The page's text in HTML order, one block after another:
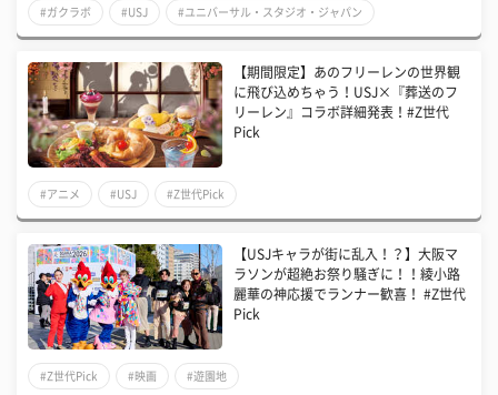
#ガクラボ #USJ #ユニバーサル・スタジオ・ジャパン
【期間限定】あのフリーレンの世界観
に飛び込めちゃう！USJ×『葬送のフ
リーレン』コラボ詳細発表！#Z世代
Pick
#アニメ #USJ #Z世代Pick
【USJキャラが街に乱入！？】大阪マ
ラソンが超絶お祭り騒ぎに！！綾小路
麗華の神応援でランナー歓喜！ #Z世代
Pick
#Z世代Pick #映画 #遊園地